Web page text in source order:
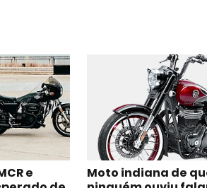
e
Moto indiana de